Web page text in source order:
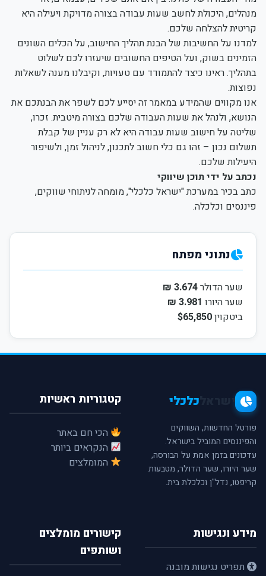
מנהלים, היכולת לחשב שעות עבודה בצורה מדויקת ויעילה היא
קריטית להצלחה שלכם.
למדנו על החשיבות של הבנת תהליך החישוב, על הכלים השונים
הזמינים בשוק, ועל הטיפים החשובים שיעזרו לכם לשלוט
בתהליך. ראינו כיצד להתמודד עם טעויות, וקיבלנו מענה לשאלות
נפוצות.
אנו מקווים שהמידע במאמר זה יסייע לכם לשפר את הבנתכם את
הנושא, ולנהל את שעות העבודה שלכם בצורה מיטבית. זכרו,
שליטה על חישוב שעות עבודה היא לא רק עניין של קבלת
תשלום נכון – זהו גם כלי חשוב לתכנון, לניהול זמן, ולשיפור
היעילות שלכם.
נכתב על ידי תוכן שיווקי
כתב בכיר במערכת "ישראל כלכלי", מומחה לניתוחי שווקים,
פיננסים וכלכלה.
נתוני מפתח
שער הדולר3.674 ₪
שער היורו 3.981 ₪
ביטקוין$65,850
כלכלי
פורטל החדשות, השווקים
והפיננסים המוביל בישראל.
עדכונים בזמן אמת על הבורסה,
שער היורו, שער הדולר, מטבעות
קריפטו, נדל"ן וכלכלת בית.
קטגוריות ראשיות
הכי חם באתר
הנקראים ביותר
המומלצים
מידע ונגישות
תפריט נגישות מובנה
קישורים מומלצים
ושותפים